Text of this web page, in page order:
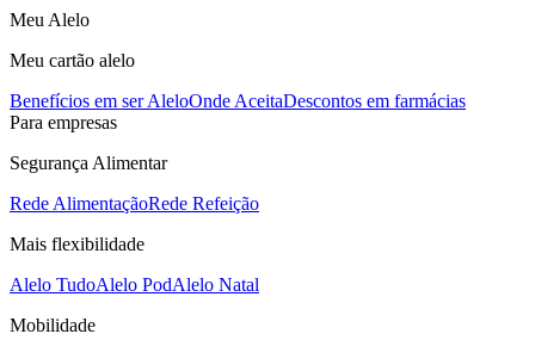
Meu Alelo
Meu cartão alelo
Benefícios em ser AleloOnde AceitaDescontos em farmácias
Para empresas
Segurança Alimentar
Rede AlimentaçãoRede Refeição
Mais flexibilidade
Alelo TudoAlelo PodAlelo Natal
Mobilidade